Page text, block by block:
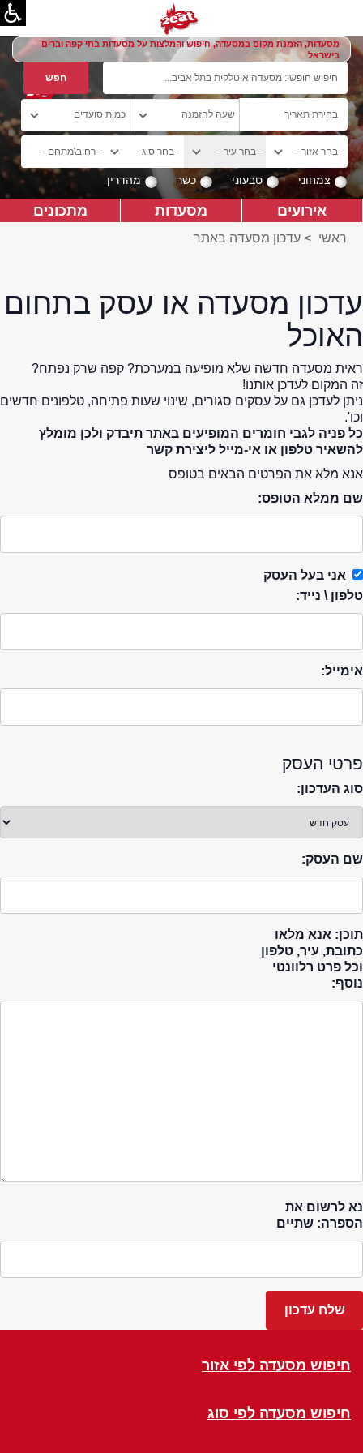
מסעדות, הזמנת מקום במסעדה, חיפוש והמלצות על מסעדות בתי קפה וברים
בישראל
צמחוני טבעוני כשר מהדרין
אירועים מסעדות מתכונים
ראשי > עדכון מסעדה באתר
עדכון מסעדה או עסק בתחום
האוכל
ראית מסעדה חדשה שלא מופיעה במערכת? קפה שרק נפתח?
זה המקום לעדכן אותנו!
ניתן לעדכן גם על עסקים סגורים, שינוי שעות פתיחה, טלפונים חדשים
וכו'.
כל פניה לגבי חומרים המופיעים באתר תיבדק ולכן מומלץ
להשאיר טלפון או אי-מייל ליצירת קשר
אנא מלא את הפרטים הבאים בטופס
שם ממלא הטופס:
אני בעל העסק
טלפון \ נייד:
אימייל:
פרטי העסק
סוג העדכון:
שם העסק:
תוכן: אנא מלאו
כתובת, עיר, טלפון
וכל פרט רלוונטי
נוסף:
נא לרשום את
הספרה: שתיים
חיפוש מסעדה לפי אזור
חיפוש מסעדה לפי סוג